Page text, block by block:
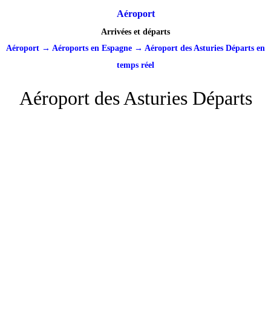
Aéroport
Arrivées et départs
Aéroport → Aéroports en Espagne → Aéroport des Asturies Départs en
temps réel
Aéroport des Asturies Départs